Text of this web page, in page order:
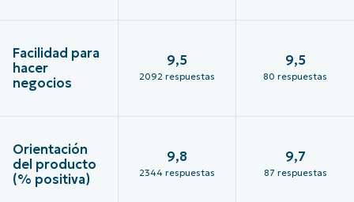
Facilidad para
hacer
negocios
9,5
2092 respuestas
9,5
80 respuestas
Orientación
del producto
(% positiva)
9,8
2344 respuestas
9,7
87 respuestas